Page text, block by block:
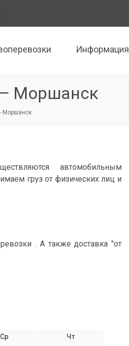
Информация
— Моршанск
Моршанск
автомобильным
груз от физических лиц и
. А также доставка "от
Ср
Чт